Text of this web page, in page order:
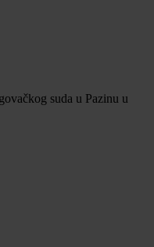
suda u Pazinu u